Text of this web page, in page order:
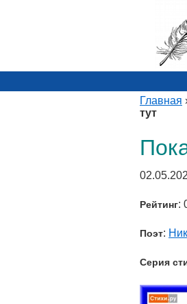
Главная
тут
Рейтинг:
Поэт:
Серия